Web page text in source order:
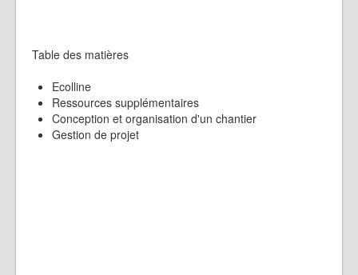
Table des matières
Ecolline
Ressources supplémentaires
Conception et organisation d'un chantier
Gestion de projet